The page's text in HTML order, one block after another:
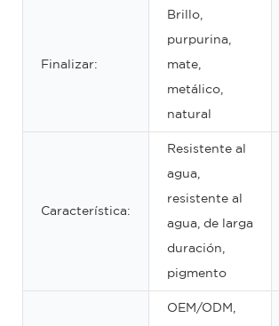
Finalizar:
Brillo,
purpurina,
mate,
metálico,
natural
Característica:
Resistente al
agua,
resistente al
agua, de larga
duración,
pigmento
OEM/ODM,